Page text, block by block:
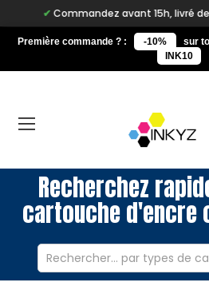
Commandez avant 15h, livré demain.
Première commande ? : -10%
sur
INK10
Recherchez
cartouche d'encre